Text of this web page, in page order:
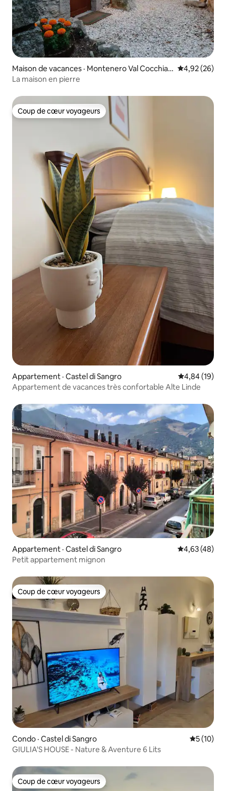
Maison de vacances · Montenero Val Cocchiar
a
Note
4,92 (26)
La maison en pierre
Coup de cœur voyageurs
Coup de cœur voyageurs
Appartement · Castel di Sangro Note
4,84 (19)
Appartement de vacances très confortable Alte Linde
Appartement · Castel di Sangro Note
4,63 (48)
Petit appartement mignon
Coup de cœur voyageurs
Coup de cœur voyageurs
Condo · Castel di Sangro Note
5 (10)
GIULIA'S HOUSE - Nature & Aventure 6 Lits
Coup de cœur voyageurs
Coup de cœur voyageurs